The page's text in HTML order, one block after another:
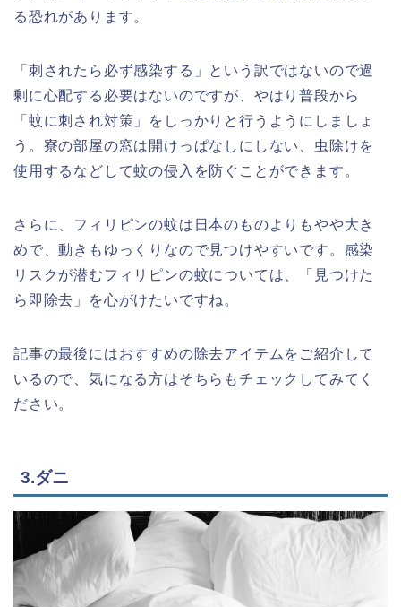
る恐れがあります。
「刺されたら必ず感染する」という訳ではないので過
剰に心配する必要はないのですが、やはり普段から
「蚊に刺され対策」をしっかりと行うようにしましょ
う。寮の部屋の窓は開けっぱなしにしない、虫除けを
使用するなどして蚊の侵入を防ぐことができます。
さらに、フィリピンの蚊は日本のものよりもやや大き
めで、動きもゆっくりなので見つけやすいです。感染
リスクが潜むフィリピンの蚊については、「見つけた
ら即除去」を心がけたいですね。
記事の最後にはおすすめの除去アイテムをご紹介して
いるので、気になる方はそちらもチェックしてみてく
ださい。
3.ダニ